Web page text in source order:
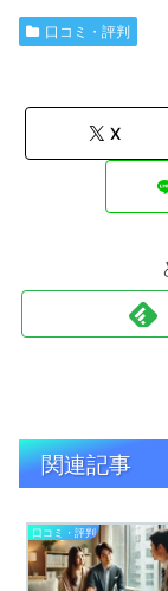
口コミ・評判
X
関連記事
口コミ・評判